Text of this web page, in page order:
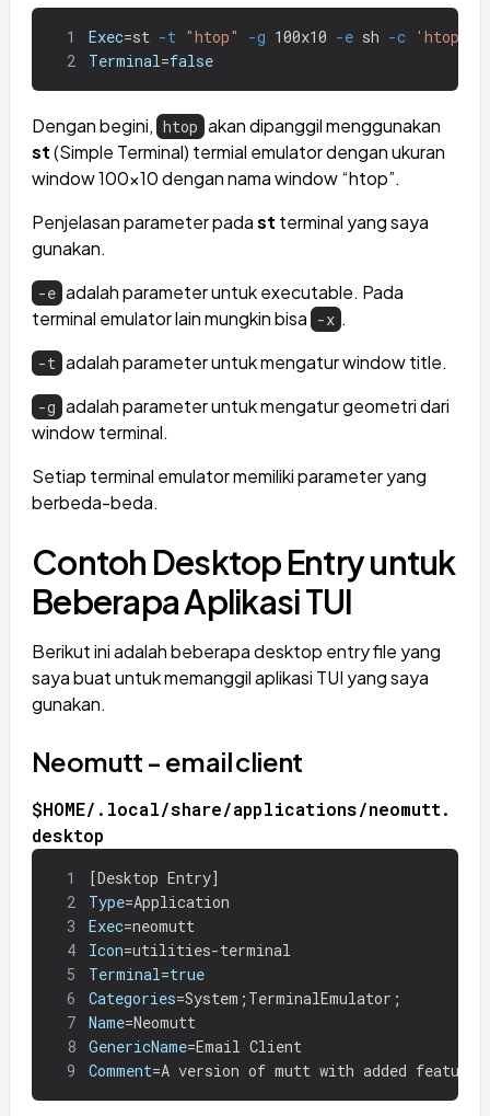
1 Exec=st -t "htop" -g 100x10 -e sh -c 'htop'
2
Terminal=false
Dengan begini, htop akan dipanggil menggunakan
st(Simple Terminal) termial emulator dengan ukuran
window 100x10 dengan nama window “htop”.
Penjelasan parameter padast terminal yang saya
gunakan.
-e adalah parameter untuk executable. Pada
terminal emulator lain mungkin bisa -x .
-t adalah parameter untuk mengatur window title.
-g adalah parameter untuk mengatur geometri dari
window terminal.
Setiap terminal emulator memiliki parameter yang
berbeda-beda.
Contoh Desktop Entry untuk
Beberapa Aplikasi TUI
Berikut ini adalah beberapa desktop entry file yang
saya buat untuk memanggil aplikasi TUI yang saya
gunakan.
Neomutt - email client
$HOME/.local/share/applications/neomutt.
desktop
1 [Desktop Entry]
2
Type=Application
3
Exec=neomutt
4
Icon=utilities-terminal
5
Terminal=true
6
Categories=System ; TerminalEmulator ;
7
Name=Neomutt
8
GenericName=Email Client
9
Comment=A version of mutt with added features